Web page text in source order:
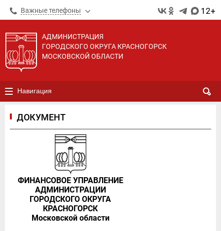
Важные телефоны 12+
АДМИНИСТРАЦИЯ
ГОРОДСКОГО ОКРУГА КРАСНОГОРСК
МОСКОВСКОЙ ОБЛАСТИ
Навигация
ДОКУМЕНТ
ФИНАНСОВОЕ УПРАВЛЕНИЕ
АДМИНИСТРАЦИИ
ГОРОДСКОГО ОКРУГА
КРАСНОГОРСК
Московской области